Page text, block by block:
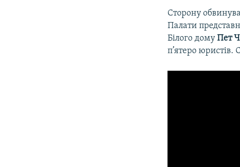
Сторону
Палати
Білого домуПет
п’ятеро юристів.